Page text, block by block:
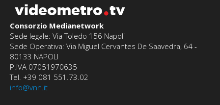
videometro tv
Consorzio Medianetwork
Sede legale: Via Toledo 156 Napoli
Sede Operativa: Via Miguel Cervantes De Saavedra, 64 -
80133 NAPOLI
P.IVA 07051970635
Tel. +39 081 551.73.02
info@vnn.it